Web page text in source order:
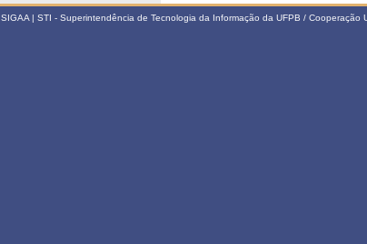
SIGAA | STI - Superintendência de Tecnologia da Informação da UFPB /